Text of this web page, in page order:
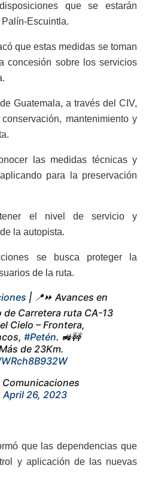
que se estarán
Escuintla.
que estas medidas se toman
concesión sobre los servicios
Guatemala, a través del CIV,
mantenimiento y
las medidas técnicas y
para la preservación
el nivel de servicio y
la autopista.
se busca proteger la
de la ruta.
| 📍⏩️ Avances en
de Carretera ruta CA-13
Cielo – Frontera,
#Petén. 🚜🚧
de 23Km.
April 26, 2023
que las dependencias que
y aplicación de las nuevas